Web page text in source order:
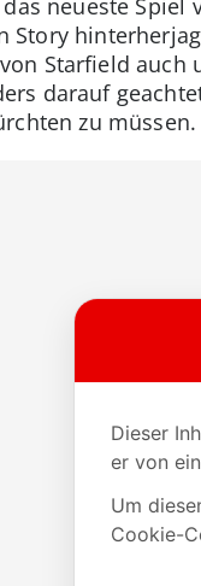
Story
Starfield auch
darauf
zu müssen.